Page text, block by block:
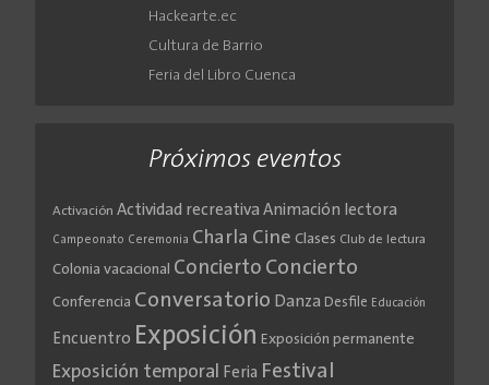
Hackearte.ec
Cultura de Barrio
Feria del Libro Cuenca
Próximos eventos
Activación Actividad recreativa Animación lectora
Campeonato Ceremonia Charla Cine Clases Club de lectura
Colonia vacacional Concierto Concierto
Conferencia Conversatorio Danza Desfile Educación
Encuentro Exposición Exposición permanente
Exposición temporal Feria Festival